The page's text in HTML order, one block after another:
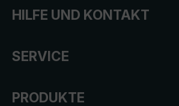
HILFE UND KONTAKT
SERVICE
PRODUKTE